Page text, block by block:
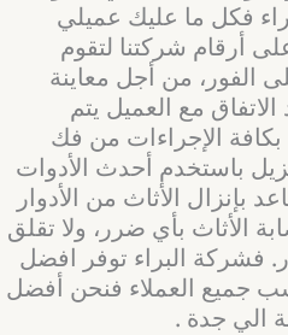
فكل ما عليك عميلي
أرقام شركتنا لتقوم
الفور، من أجل معاينة
مع العميل يتم
الإجراءات من فك
باستخدم أحدث الأدوات
بإنزال الأثاث من الأدوار
الأثاث بأي ضرر، ولا تقلق
فشركة البراء توفر افضل
جميع العملاء فنحن أفضل
الي جدة .